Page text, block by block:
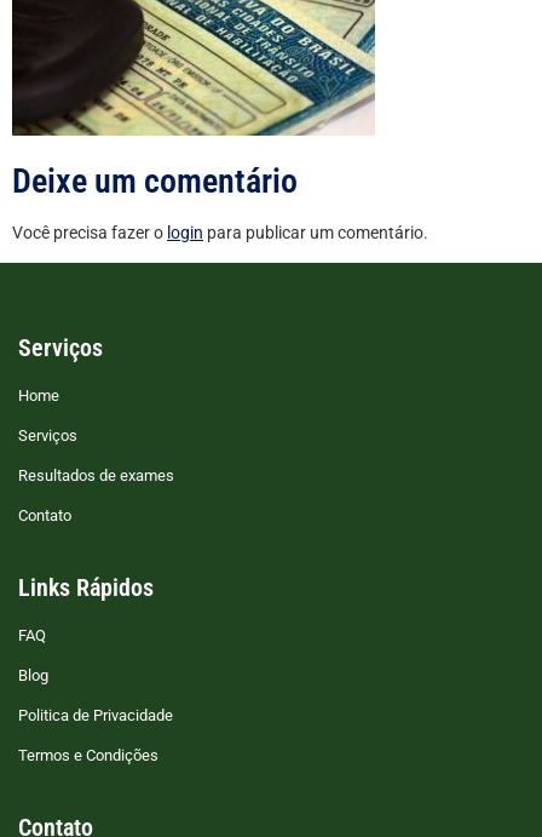
Deixe um comentário
Você precisa fazer o login para publicar um comentário.
Serviços
Home
Serviços
Resultados de exames
Contato
Links Rápidos
FAQ
Blog
Politica de Privacidade
Termos e Condições
Contato